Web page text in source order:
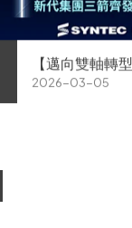
【邁向雙軸轉
屬中心簽署
2026-03-05